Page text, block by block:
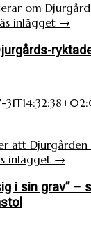
om
inlägget →
att
inlägget →
i sin grav” –